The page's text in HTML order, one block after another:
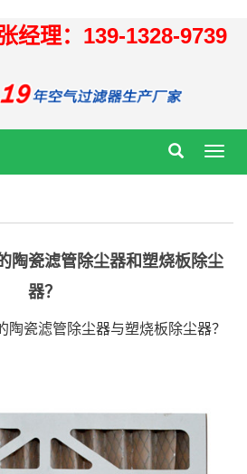
经理：139-1328-9739
陶瓷滤管除尘器和塑烧板除尘
器？
陶瓷滤管除尘器与塑烧板除尘器？